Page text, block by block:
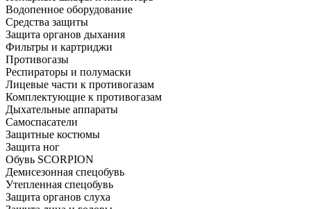
Водопенное оборудование
Средства защиты
Защита органов дыхания
Фильтры и картриджи
Противогазы
Респираторы и полумаски
Лицевые части к противогазам
Комплектующие к противогазам
Дыхательные аппараты
Самоспасатели
Защитные костюмы
Защита ног
Обувь SCORPION
Демисезонная спецобувь
Утепленная спецобувь
Защита органов слуха